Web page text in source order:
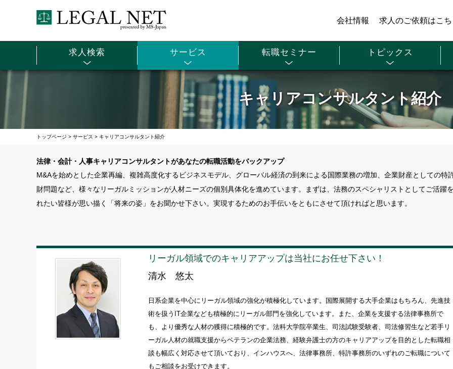
会社情報 求人のご依頼はこ
求人検索 サービス 転職セミナー トピックス
キャリアコンサルタント紹介
トップページ > サービス > キャリアコンサルタント紹介
法律・会計・人事キャリアコンサルタントがあなたの転職活動をバックアップ
M&Aを始めとした企業再編、複雑高度化するビジネスモデル、グローバル経済の到来による国際業務の増加、企業財産としての特
財問題など、様々なリーガルミッションが人材ニーズの個別具体化を進めています。まずは、法務のスペシャリストとしてご活躍
れたい皆様が思い描く「将来の姿」をお聞かせ下さい。実現するためのお手伝いをともにさせて頂ければと思います。
リーガル領域でのキャリアアップは当社にお任せ下さい！
清水 悠太
日系企業を中心にリーガル領域の強化が積極化しています。国際展開する大手企業はもちろん、先進技
術を扱うIT企業なども積極的にリーガル部門を強化しています。また、企業を支援する法律事務所で
も、より優秀な人材の獲得に積極的です。法科大学院卒業生、司法試験受験者、司法修習生など若手リ
ーガル人材の就職支援からベテランの企業法務、経験弁護士の方のキャリアアップを目的とした転職相
談も幅広く対応させて頂いており、インハウスへ、法律事務所、特許事務所のいずれのご転職について
もご相談をお受けできます。